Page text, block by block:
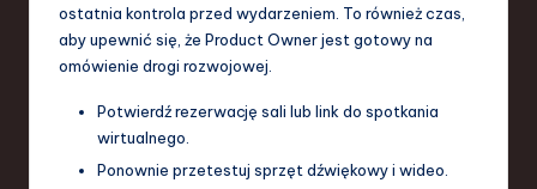
ostatnia kontrola przed wydarzeniem. To również czas,
aby upewnić się, że Product Owner jest gotowy na
omówienie drogi rozwojowej.
Potwierdź rezerwację sali lub link do spotkania
wirtualnego.
Ponownie przetestuj sprzęt dźwiękowy i wideo.